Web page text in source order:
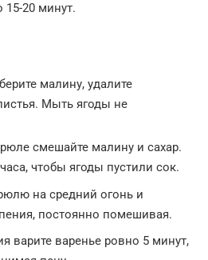
15-20 минут.
малину, удалите
Мыть ягоды не
смешайте малину и сахар.
чтобы ягоды пустили сок.
на средний огонь и
постоянно помешивая.
варите варенье ровно 5 минут,